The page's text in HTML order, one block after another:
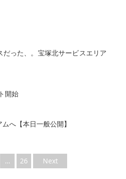
だった、。宝塚北サービスエリア
開始
へ【本日一般公開】
… 26 Next